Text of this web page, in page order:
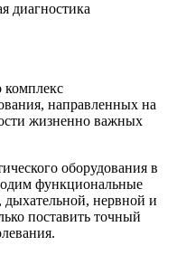
диагностика
комплекс
направленных на
жизненно важных
оборудования в
функциональные
дыхательной, нервной и
поставить точный